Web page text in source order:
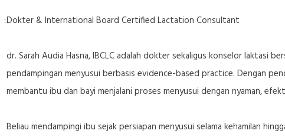
Dokter & International Board Certified Lactation Consultant
dr. Sarah Audia Hasna, IBCLC adalah dokter sekaligus konselor laktasi
pendampingan menyusui berbasis evidence-based practice. Dengan
membantu ibu dan bayi menjalani proses menyusui dengan nyaman,
Beliau mendampingi ibu sejak persiapan menyusui selama kehamilan